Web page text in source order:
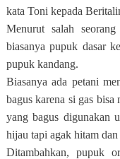
kata Toni kepada
Menurut salah
biasanya pupuk dasar
pupuk kandang.
Biasanya ada petani
bagus karena si gas bisa
yang bagus digunakan
hijau tapi agak hitam
Ditambahkan, pupuk